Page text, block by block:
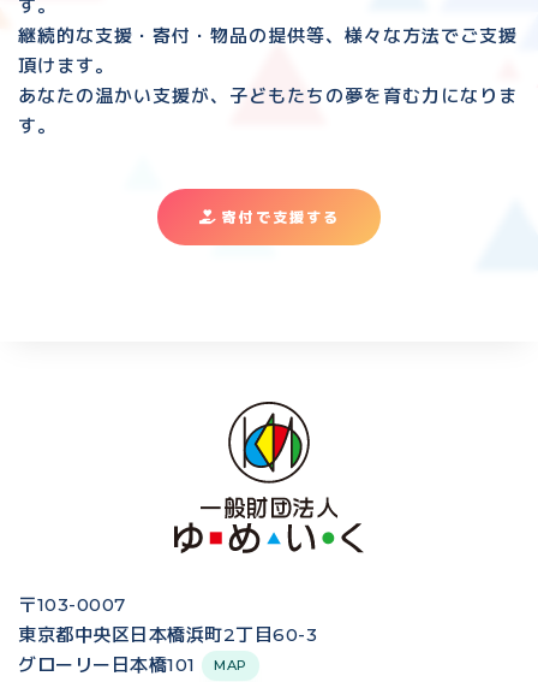
す。
継続的な支援・寄付・物品の提供等、様々な方法でご支援
頂けます。
あなたの温かい支援が、子どもたちの夢を育む力になりま
す。
寄付で支援する
〒103-0007
東京都中央区日本橋浜町2丁目60-3
グローリー日本橋101
MAP